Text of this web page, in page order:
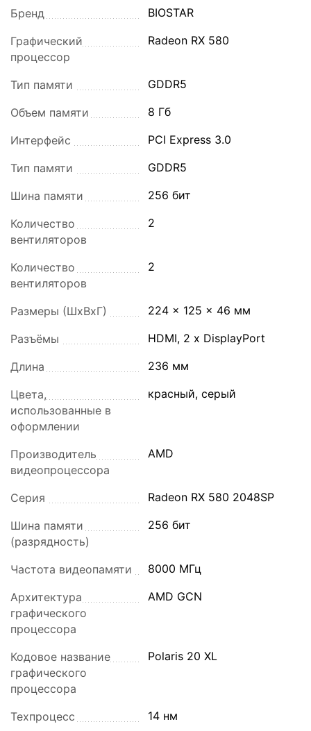
Бренд BIOSTAR
Графический
процессор
Radeon RX 580
Тип памяти GDDR5
Объем памяти 8 Гб
Интерфейс PCI Express 3.0
Тип памяти GDDR5
Шина памяти 256 бит
Количество
вентиляторов
2
Количество
вентиляторов
2
Размеры (ШхВхГ) 224 x 125 x 46 мм
Разъёмы HDMI, 2 x DisplayPort
Длина 236 мм
Цвета,
использованные в
оформлении
красный, серый
Производитель
видеопроцессора
AMD
Серия Radeon RX 580 2048SP
Шина памяти
(разрядность)
256 бит
Частота видеопамяти 8000 МГц
Архитектура
графического
процессора
AMD GCN
Кодовое название
графического
процессора
Polaris 20 XL
Техпроцесс 14 нм